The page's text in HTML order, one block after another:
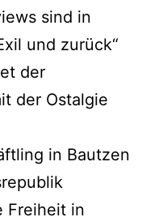
sind in
und zurück“
der
der Ostalgie
in Bautzen
Freiheit in